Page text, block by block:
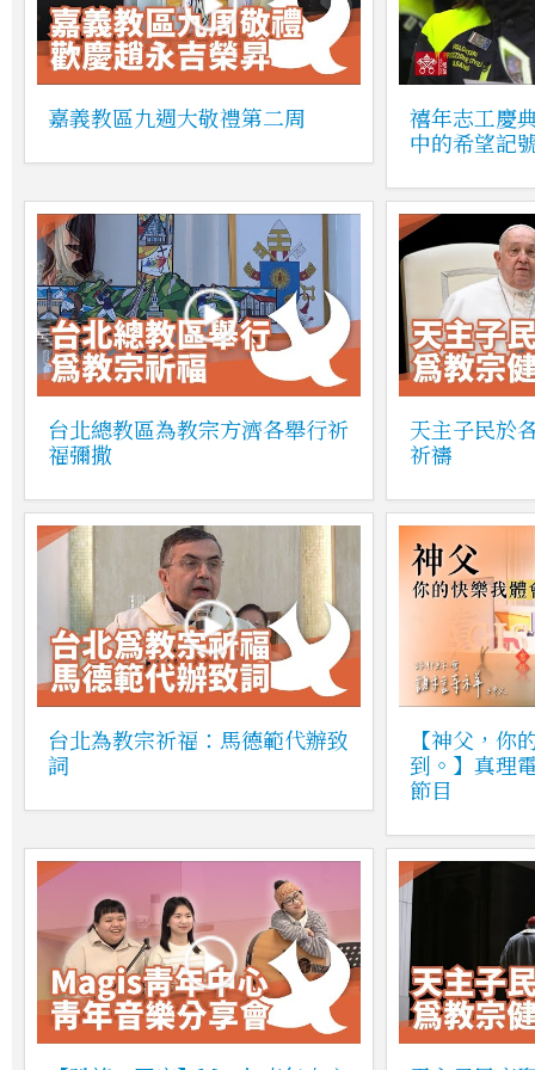
嘉義教區九週大敬禮第二周
禧年志工慶
中的希望記
台北總教區為教宗方濟各舉行祈
福彌撒
天主子民於
祈禱
台北為教宗祈福：馬德範代辦致
詞
【神父，你
到。】真理
節目